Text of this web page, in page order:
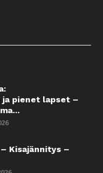
ja pienet lapset –
Kisajännitys –